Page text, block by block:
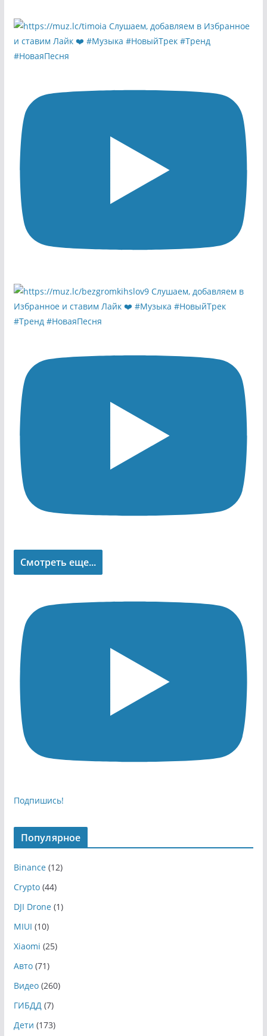
Смотреть еще...
Подпишись!
Популярное
Binance(12)
Crypto(44)
DJI Drone(1)
MIUI (10)
Xiaomi (25)
Авто(71)
Видео(260)
ГИБДД(7)
Дети (173)